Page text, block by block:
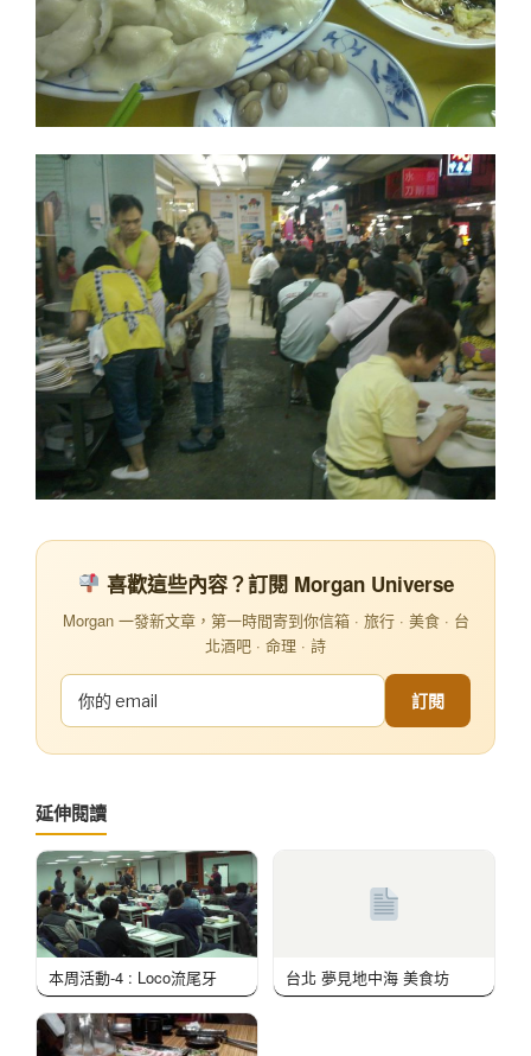
喜歡這些內容？訂閱 Morgan Universe
Morgan 一發新文章，第一時間寄到你信箱 · 旅行 · 美食 · 台
北酒吧 · 命理 · 詩
訂閱
延伸閱讀
本周活動-4 : Loco流尾牙 台北 夢見地中海 美食坊